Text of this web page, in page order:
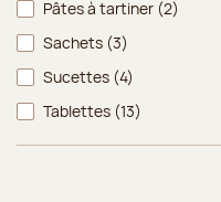
Pâtes à tartiner (2)
Sachets (3)
Sucettes (4)
Tablettes (13)